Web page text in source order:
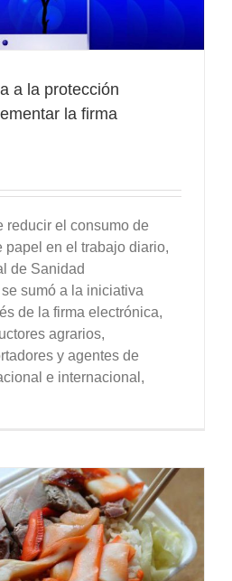
a la protección
la firma
reducir el consumo de
papel en el trabajo diario,
de Sanidad
sumó a la iniciativa
de la firma electrónica,
agrarios,
y agentes de
e internacional,